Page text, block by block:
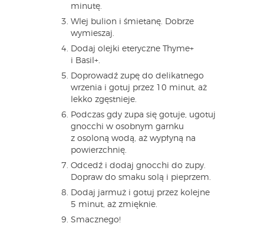
minutę.
Wlej bulion i śmietanę. Dobrze
wymieszaj.
Dodaj olejki eteryczne Thyme+
i Basil+.
Doprowadź zupę do delikatnego
wrzenia i gotuj przez 10 minut, aż
lekko zgęstnieje.
Podczas gdy zupa się gotuje, ugotuj
gnocchi w osobnym garnku
z osoloną wodą, aż wypłyną na
powierzchnię.
Odcedź i dodaj gnocchi do zupy.
Dopraw do smaku solą i pieprzem.
Dodaj jarmuż i gotuj przez kolejne
5 minut, aż zmięknie.
Smacznego!